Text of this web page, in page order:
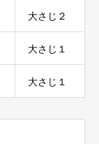
大さじ２
大さじ１
大さじ１